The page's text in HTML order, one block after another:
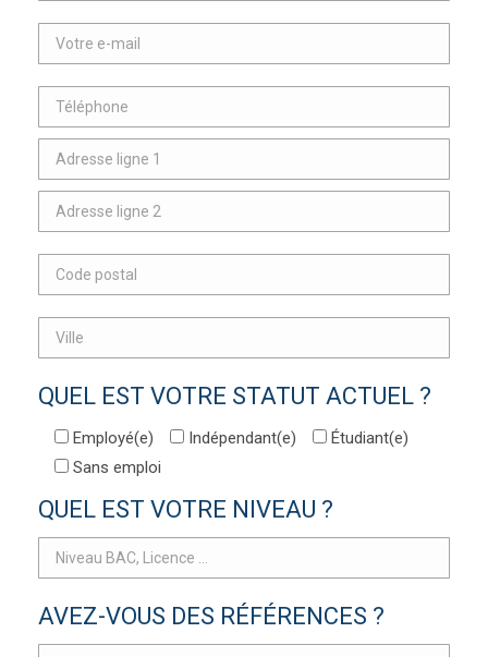
QUEL EST VOTRE STATUT ACTUEL ?
Employé(e) Indépendant(e)
Étudiant(e)
Sans emploi
QUEL EST VOTRE NIVEAU ?
AVEZ-VOUS DES RÉFÉRENCES ?